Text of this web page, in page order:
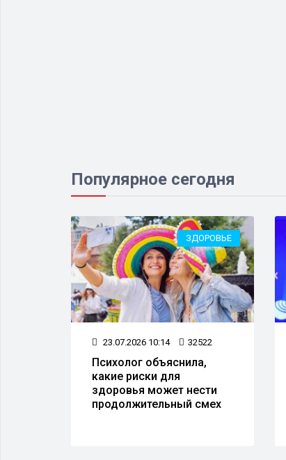
Популярное сегодня
ЗДОРОВЬЕ
23.07.2026 10:14 32522
Психолог объяснила,
какие риски для
здоровья может нести
продолжительный смех